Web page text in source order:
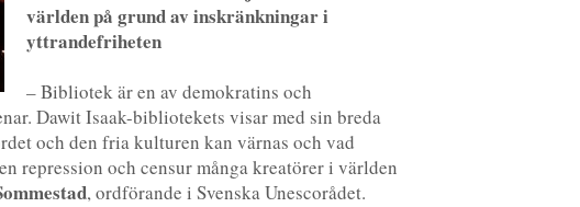
världen på grund av inskränkningar i
yttrandefriheten
– Bibliotek är en av demokratins och
Dawit Isaak-bibliotekets visar med sin breda
och den fria kulturen kan värnas och vad
repression och censur många kreatörer i världen
, ordförande i Svenska Unescorådet.